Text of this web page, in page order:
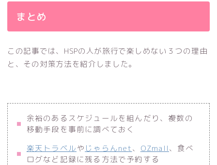
まとめ
この記事では、HSPの人が旅行で楽しめない３つの理由
と、その対策方法を紹介しました。
余裕のあるスケジュールを組んだり、複数の
移動手段を事前に調べておく
楽天トラベルや じゃらんnet、 OZmall、食べ
ログなど記録に残る方法で予約する